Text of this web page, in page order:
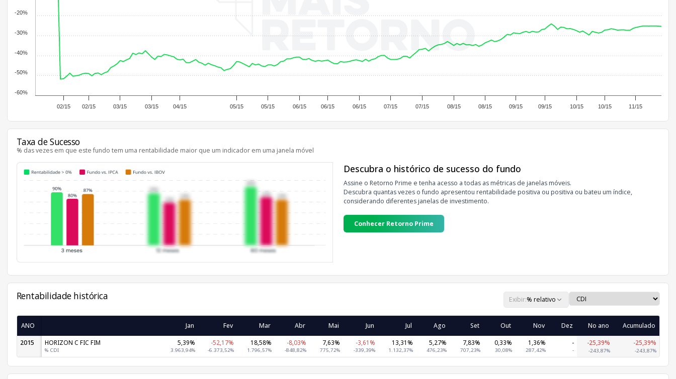
02/15 02/15 03/15 03/15 04/15 05/15 05/15 06/15 06/15 06/15 07/15 07/15 08/15 08/15 09/15 09/15 10/15 10/15 11/15
-60%
-50%
-40%
-30%
-20%
Taxa de Sucesso
% das vezes em que este fundo tem uma rentabilidade maior que um indicador em uma janela móvel
Descubra o histórico de sucesso do fundo
Assine o Retorno Prime e tenha acesso a todas as métricas de janelas móveis.
Descubra quantas vezes o fundo apresentou rentabilidade positiva ou positiva ou bateu um índice,
considerando diferentes janelas de investimento.
Conhecer Retorno Prime
Rentabilidade histórica Exibir:% relativo
ANO Jan Fev Mar Abr Mai Jun Jul Ago Set Out Nov Dez No ano
Acumulado
2015
HORIZON C FIC FIM
% CDI
5,39%
3.963,94%
-52,17%
-6.373,52%
18,58%
1.796,57%
-8,03%
-848,82%
7,63%
775,72%
-3,61%
-339,39%
13,31%
1.132,37%
5,27%
476,23%
7,83%
707,23%
0,33%
30,08%
1,36%
287,42%
-
-
-25,39%
-243,87%
-25,39%
-243,87%